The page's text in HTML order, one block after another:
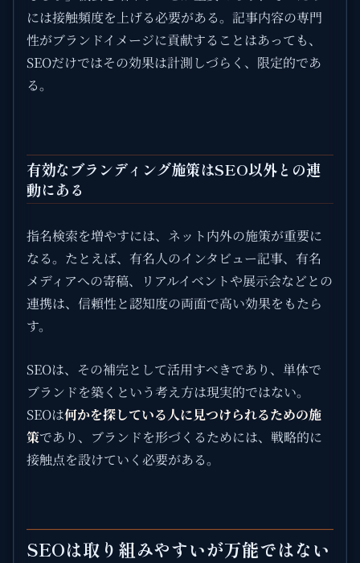
には接触頻度を上げる必要がある。記事内容の専門
性がブランドイメージに貢献することはあっても、
SEOだけではその効果は計測しづらく、限定的であ
る。
有効なブランディング施策はSEO以外との連
動にある
指名検索を増やすには、ネット内外の施策が重要に
なる。たとえば、有名人のインタビュー記事、有名
メディアへの寄稿、リアルイベントや展示会などとの
連携は、信頼性と認知度の両面で高い効果をもたら
す。
SEOは、その補完として活用すべきであり、単体で
ブランドを築くという考え方は現実的ではない。
SEOは何かを探している人に見つけられるための施
策であり、ブランドを形づくるためには、戦略的に
接触点を設けていく必要がある。
SEOは取り組みやすいが万能ではない